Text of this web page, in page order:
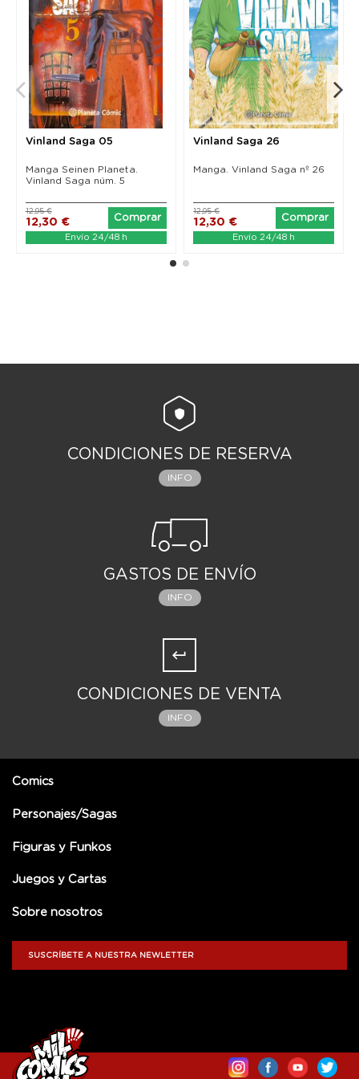
Vinland Saga 05
Manga Seinen Planeta.
Vinland Saga núm. 5
12,30 €
12,95 €
Comprar
Envío 24/48 h
Vinland Saga 26
Manga. Vinland Saga nº 26
12,30 €
12,95 €
Comprar
Envío 24/48 h
CONDICIONES DE RESERVA
INFO
GASTOS DE ENVÍO
INFO
CONDICIONES DE VENTA
INFO
Comics
Personajes/Sagas
Figuras y Funkos
Juegos y Cartas
Sobre nosotros
SUSCRÍBETE A NUESTRA NEWLETTER